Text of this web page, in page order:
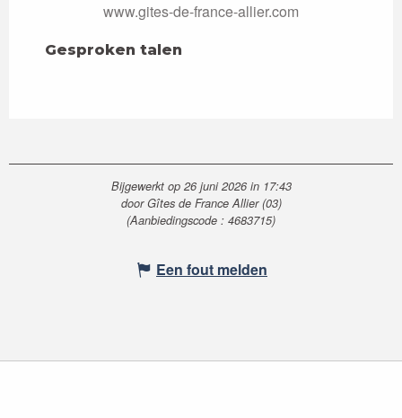
www.gites-de-france-allier.com
Gesproken talen
Gesproken talen
Bijgewerkt op 26 juni 2026 in 17:43
door Gîtes de France Allier (03)
(Aanbiedingscode : 4683715)
Een fout melden